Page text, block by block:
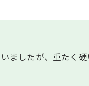
ましたが、重たく